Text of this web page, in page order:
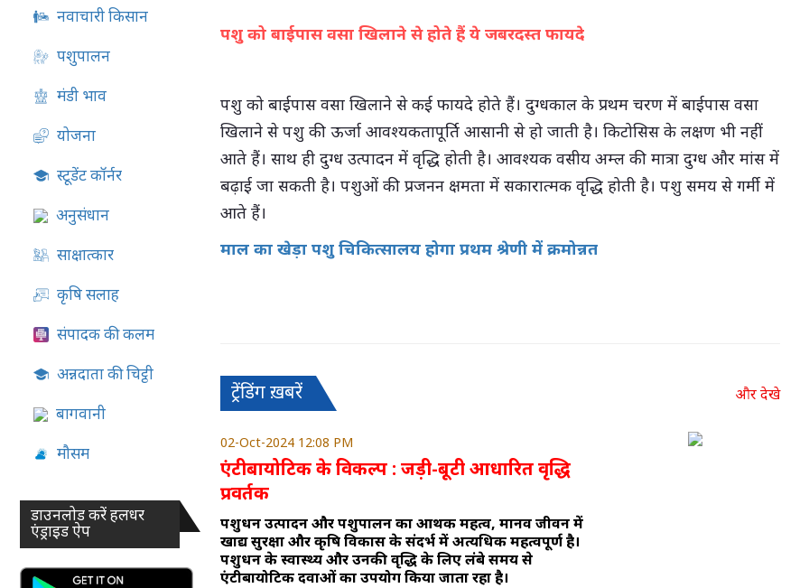
नवाचारी किसान
पशुपालन
मंडी भाव
योजना
स्टूडेंट कॉर्नर
अनुसंधान
साक्षात्कार
कृषि सलाह
संपादक की कलम
अन्नदाता की चिट्ठी
बागवानी
मौसम
डाउनलोड करें हलधर
एंड्राइड ऐप
पशु को बाईपास वसा खिलाने से होते हैं ये जबरदस्त फायदे
पशु को बाईपास वसा खिलाने से कई फायदे होते हैं। दुग्धकाल के प्रथम चरण में बाईपास वसा
खिलाने से पशु की ऊर्जा आवश्यकतापूर्ति आसानी से हो जाती है। किटोसिस के लक्षण भी नहीं
आते हैं। साथ ही दुग्ध उत्पादन में वृद्धि होती है। आवश्यक वसीय अम्ल की मात्रा दुग्ध और मांस में
बढ़ाई जा सकती है। पशुओं की प्रजनन क्षमता में सकारात्मक वृद्धि होती है। पशु समय से गर्मी में
आते हैं।
माल का खेड़ा पशु चिकित्सालय होगा प्रथम श्रेणी में क्रमोन्नत
ट्रेंडिंग ख़बरें और देखे
02-Oct-2024 12:08 PM
एंटीबायोटिक के विकल्प : जड़ी-बूटी आधारित वृद्धि
प्रवर्तक
पशुधन उत्पादन और पशुपालन का आर्थिक महत्व, मानव जीवन में
खाद्य सुरक्षा और कृषि विकास के संदर्भ में अत्यधिक महत्वपूर्ण है।
पशुधन के स्वास्थ्य और उनकी वृद्धि के लिए लंबे समय से
एंटीबायोटिक दवाओं का उपयोग किया जाता रहा है।
इफको-एमसी ने बाजार उतारे दो नए
07-Aug-2026 05:02 PM
रामसर में स्थापित होगी अत्याधुनिक
'गोट सीमन लैब
07-Aug-2026 12:28 PM